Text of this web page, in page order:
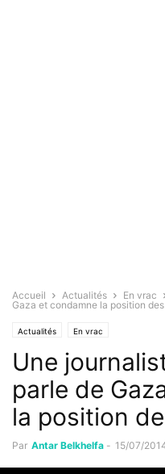
Accueil Actualités En vrac
Gaza et condamne la position
Actualités En vrac
Une
parle de
la position
Par Antar Belkhelfa - 15/07/